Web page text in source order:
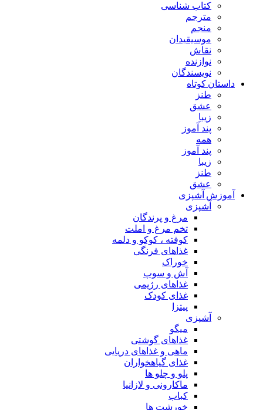
کتاب شناسی
مترجم
منجم
موسیقیدان
نقاش
نوازنده
نویسندگان
داستان کوتاه
طنز
عشق
زیبا
پند آموز
همه
پند آموز
زیبا
طنز
عشق
آموزش آشپزی
آشپزی
مرغ و پرندگان
تخم مرغ و املت
کوفته ، کوکو و دلمه
غذاهای فرنگی
خوراک
آش و سوپ
غذاهای رژیمی
غذای کودک
پیتزا
آشپزی
میگو
غذاهای گوشتی
ماهی و غذاهای دریایی
غذای گیاهخواران
پلو و چلو ها
ماکارونی و لازانیا
کباب
خورشت ها